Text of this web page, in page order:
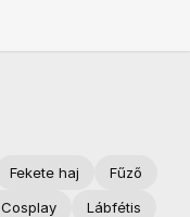
Fekete haj
Fűző
Cosplay
Lábfétis